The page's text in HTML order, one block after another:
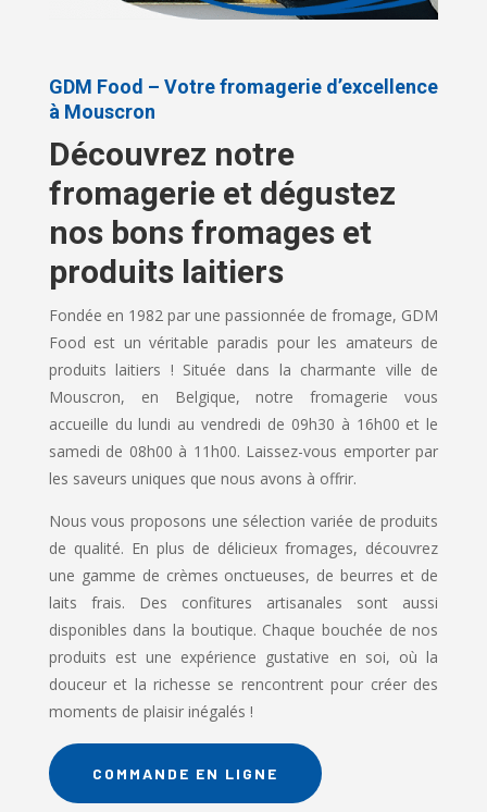
GDM Food – Votre fromagerie d’excellence
à Mouscron
Découvrez notre
fromagerie et dégustez
nos bons fromages et
produits laitiers
Fondée en 1982 par une passionnée de fromage, GDM
Food est un véritable paradis pour les amateurs de
produits laitiers ! Située dans la charmante ville de
Mouscron, en Belgique, notre fromagerie vous
accueille du lundi au vendredi de 09h30 à 16h00 et le
samedi de 08h00 à 11h00. Laissez-vous emporter par
les saveurs uniques que nous avons à offrir.
Nous vous proposons une sélection variée de produits
de qualité. En plus de délicieux fromages, découvrez
une gamme de crèmes onctueuses, de beurres et de
laits frais. Des confitures artisanales sont aussi
disponibles dans la boutique. Chaque bouchée de nos
produits est une expérience gustative en soi, où la
douceur et la richesse se rencontrent pour créer des
moments de plaisir inégalés !
COMMANDE EN LIGNE